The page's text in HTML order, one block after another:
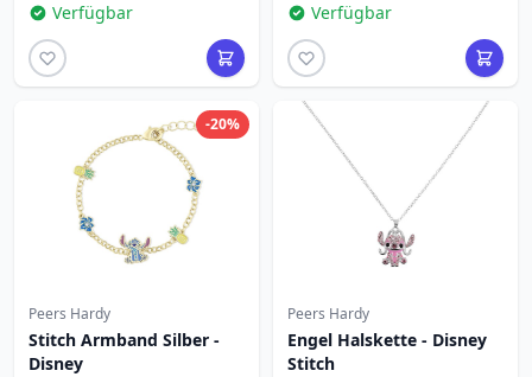
Verfügbar
Verfügbar
-20%
Peers Hardy
Stitch Armband Silber -
Disney
Peers Hardy
Engel Halskette - Disney
Stitch